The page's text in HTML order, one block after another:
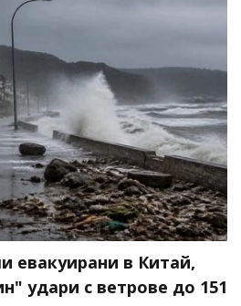
евакуирани в Китай,
удари с ветрове до 151